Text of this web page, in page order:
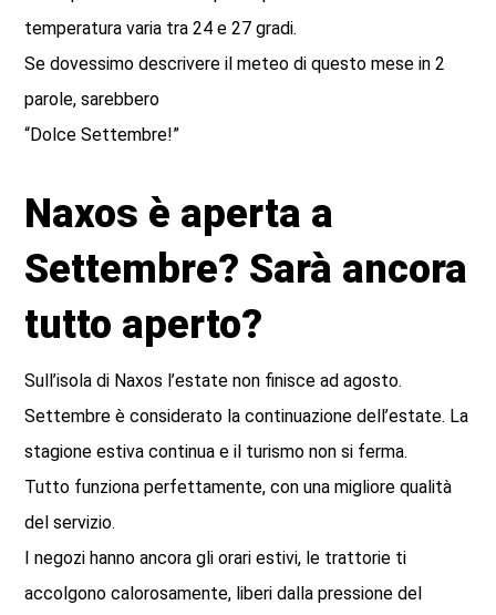
temperatura varia tra 24 e 27 gradi.
Se dovessimo descrivere il meteo di questo mese in 2
parole, sarebbero
“Dolce Settembre!”
Naxos è aperta a
Settembre? Sarà ancora
tutto aperto?
Sull’isola di Naxos l’estate non finisce ad agosto.
Settembre è considerato la continuazione dell’estate. La
stagione estiva continua e il turismo non si ferma.
Tutto funziona perfettamente, con una migliore qualità
del servizio.
I negozi hanno ancora gli orari estivi, le trattorie ti
accolgono calorosamente, liberi dalla pressione del